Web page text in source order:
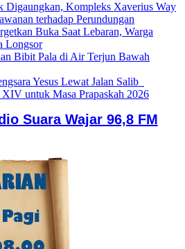
Digaungkan, Kompleks Xaverius Way
terhadap Perundungan
Buka Saat Lebaran, Warga
Longsor
Bibit Pala di Air Terjun Bawah
Yesus Lewat Jalan Salib
XIV untuk Masa Prapaskah 2026
Suara Wajar 96,8 FM